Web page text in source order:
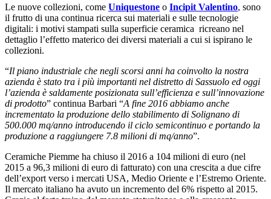
Le nuove collezioni, come Uniquestone o Incipit Valentino, sono
il frutto di una continua ricerca sui materiali e sulle tecnologie
digitali: i motivi stampati sulla superficie ceramica ricreano nel
dettaglio l’effetto materico dei diversi materiali a cui si ispirano le
collezioni.
“Il piano industriale che negli scorsi anni ha coinvolto la nostra
azienda è stato tra i più importanti nel distretto di Sassuolo ed oggi
l’azienda è saldamente posizionata sull’efficienza e sull’innovazione
di prodotto” continua Barbari “A fine 2016 abbiamo anche
incrementato la produzione dello stabilimento di Solignano di
500.000 mq/anno introducendo il ciclo semicontinuo e portando la
produzione a raggiungere 7.8 milioni di mq/anno”.
Ceramiche Piemme ha chiuso il 2016 a 104 milioni di euro (nel
2015 a 96,3 milioni di euro di fatturato) con una crescita a due cifre
dell’export verso i mercati USA, Medio Oriente e l’Estremo Oriente.
Il mercato italiano ha avuto un incremento del 6% rispetto al 2015.